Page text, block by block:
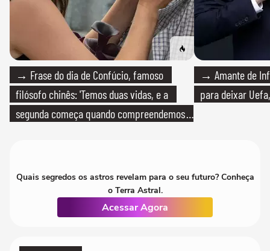
→ Frase do dia de Confúcio, famoso
filósofo chinês: 'Temos duas vidas, e a
segunda começa quando compreendemos
→ Amante de
para deixar
Quais segredos os astros revelam para o seu futuro? Conheça
o Terra Astral.
Acessar Agora